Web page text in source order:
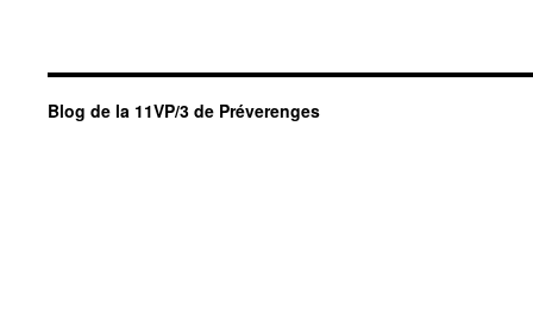
Blog de la 11VP/3 de Préverenges